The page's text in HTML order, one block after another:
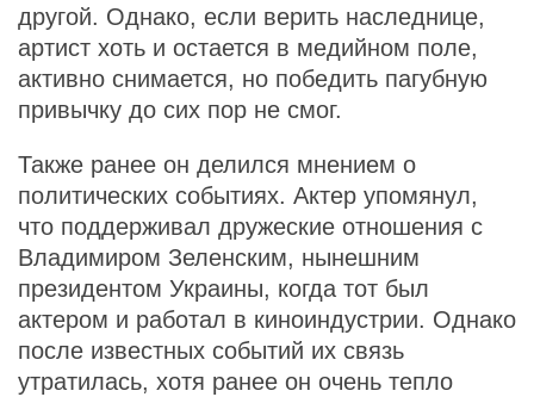
другой. Однако, если верить наследнице,
артист хоть и остается в медийном поле,
активно снимается, но победить пагубную
привычку до сих пор не смог.
Также ранее он делился мнением о
политических событиях. Актер упомянул,
что поддерживал дружеские отношения с
Владимиром Зеленским, нынешним
президентом Украины, когда тот был
актером и работал в киноиндустрии. Однако
после известных событий их связь
утратилась, хотя ранее он очень тепло